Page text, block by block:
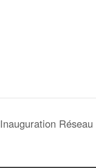
Inauguration